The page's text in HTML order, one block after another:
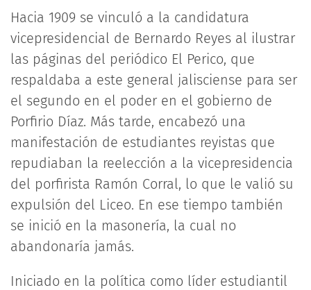
Hacia 1909 se vinculó a la candidatura
vicepresidencial de Bernardo Reyes al ilustrar
las páginas del periódico El Perico, que
respaldaba a este general jalisciense para ser
el segundo en el poder en el gobierno de
Porfirio Díaz. Más tarde, encabezó una
manifestación de estudiantes reyistas que
repudiaban la reelección a la vicepresidencia
del porfirista Ramón Corral, lo que le valió su
expulsión del Liceo. En ese tiempo también
se inició en la masonería, la cual no
abandonaría jamás.
Iniciado en la política como líder estudiantil